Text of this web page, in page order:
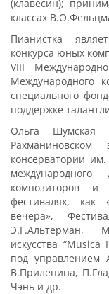
(клавесин);
классах
Пианистка
конкурса юных
VIII
Международного
специального
поддержке
Ольга
Рахманиновском
консерватории
композиторов
фестивалях, как
вечера»,
Э.Г.Альтерман,
искусства
под управлением
В.Прилепина,
Чэнь и др.